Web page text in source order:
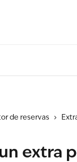
de reservas
extra